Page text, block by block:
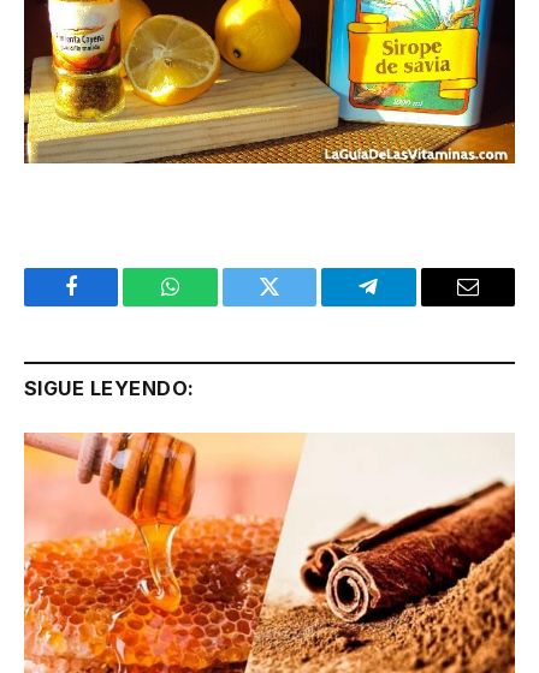
Facebook WhatsApp Twitter Telegram Email
SIGUE LEYENDO: